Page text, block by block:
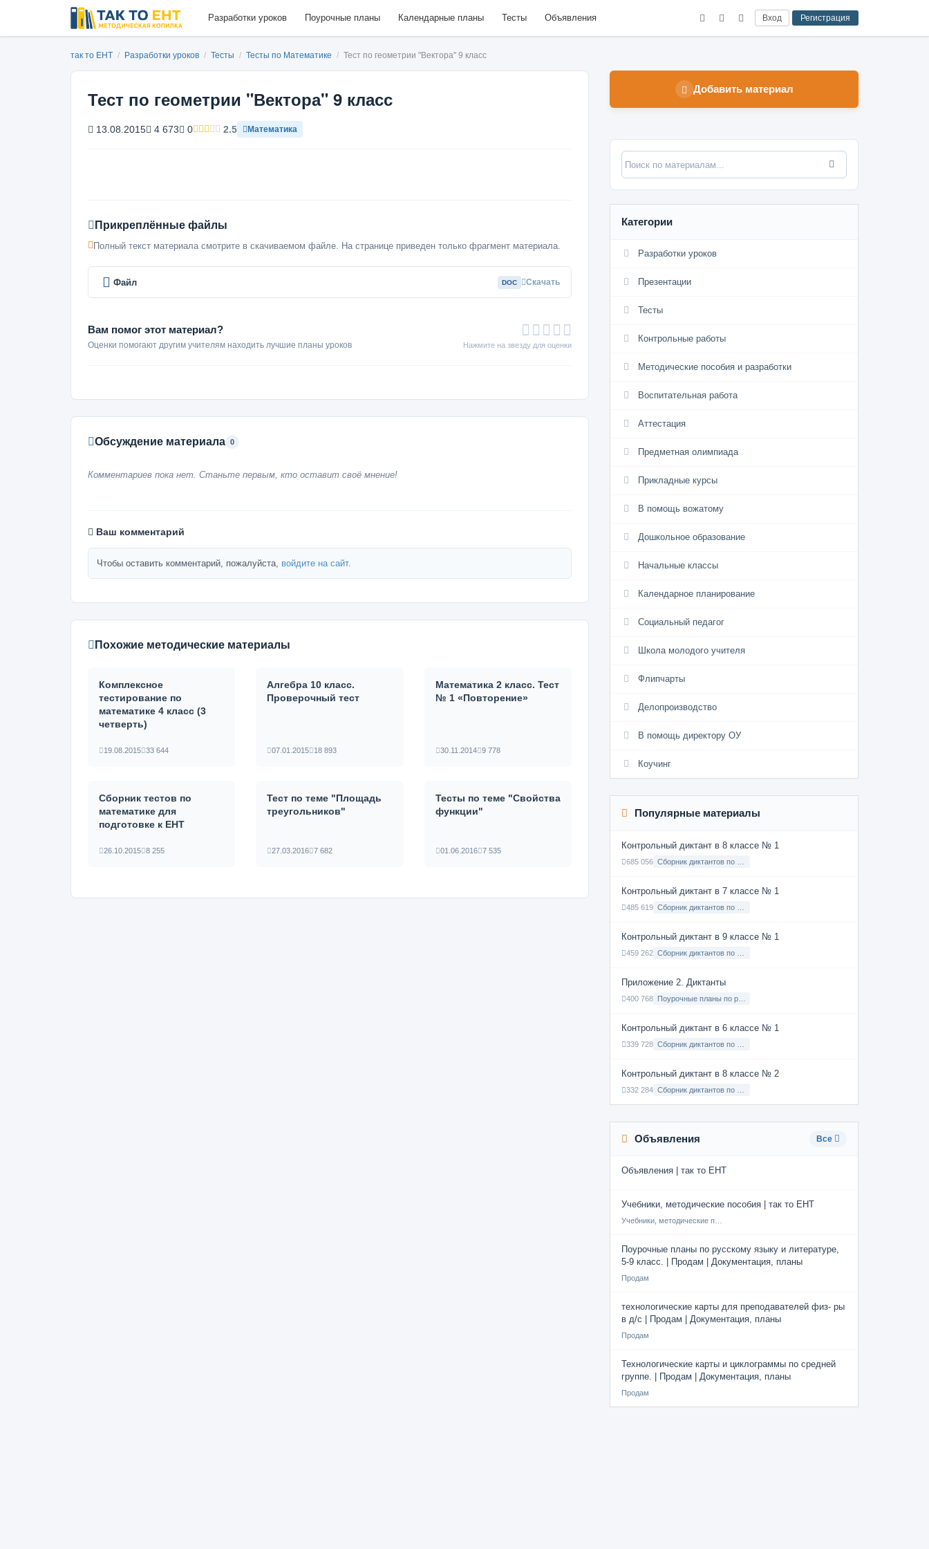
Разработки уроков Поурочные планы Календарные планы Тесты Объявления Вход Регистрация
так то ЕНТ / Разработки уроков / Тесты / Тесты по Математике / Тест по геометрии "Вектора" 9 класс
Тест по геометрии "Вектора" 9 класс
13.08.2015 4 673 0 2.5 Математика
Прикреплённые файлы
Полный текст материала смотрите в скачиваемом файле. На странице приведен только фрагмент материала.
Файл DOC Скачать
Вам помог этот материал?
Оценки помогают другим учителям находить лучшие планы уроков Нажмите на звезду для оценки
Обсуждение материала 0
Комментариев пока нет. Станьте первым, кто оставит своё мнение!
Ваш комментарий
Чтобы оставить комментарий, пожалуйста, войдите на сайт.
Похожие методические материалы
Комплексное
тестирование по
математике 4 класс (3
четверть)
19.08.2015 33 644
Алгебра 10 класс.
Проверочный тест
07.01.2015 18 893
Математика 2 класс. Тест
№ 1 «Повторение»
30.11.2014 9 778
Сборник тестов по
математике для
подготовке к ЕНТ
26.10.2015 8 255
Тест по теме "Площадь
треугольников"
27.03.2016 7 682
Тесты по теме "Свойства
функции"
01.06.2016 7 535
Добавить материал
Категории
Разработки уроков
Презентации
Тесты
Контрольные работы
Методические пособия и разработки
Воспитательная работа
Аттестация
Предметная олимпиада
Прикладные курсы
В помощь вожатому
Дошкольное образование
Начальные классы
Календарное планирование
Социальный педагог
Школа молодого учителя
Флипчарты
Делопроизводство
В помощь директору ОУ
Коучинг
Популярные материалы
Контрольный диктант в 8 классе № 1
685 056
Контрольный диктант в 7 классе № 1
485 619
Контрольный диктант в 9 классе № 1
459 262
Приложение 2. Диктанты
400 768
Контрольный диктант в 6 классе № 1
339 728
Контрольный диктант в 8 классе № 2
332 284
Объявления Все
Объявления | так то ЕНТ
Учебники, методические пособия | так то ЕНТ
Поурочные планы по русскому языку и литературе,
5-9 класс. | Продам | Документация, планы
Продам
технологические карты для преподавателей физ- ры
в д/с | Продам | Документация, планы
Продам
Технологические карты и циклограммы по средней
группе. | Продам | Документация, планы
Продам